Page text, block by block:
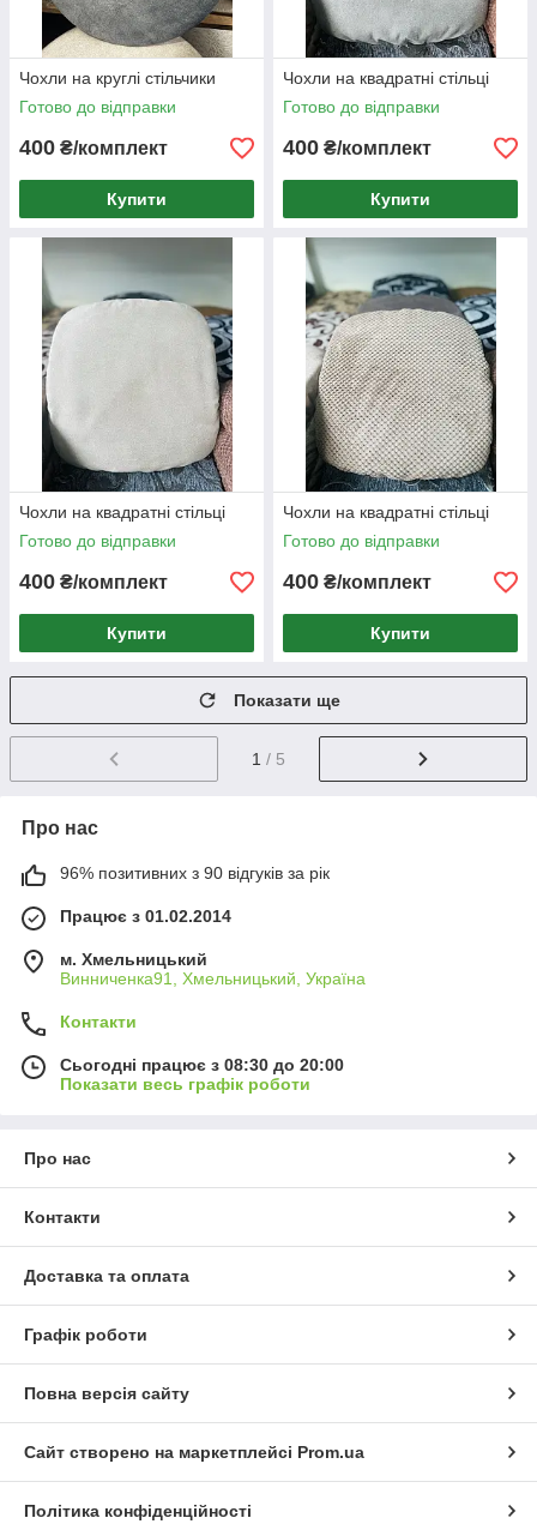
Чохли на круглі стільчики
Готово до відправки
400 ₴/комплект
Купити
Чохли на квадратні стільці
Готово до відправки
400 ₴/комплект
Купити
Чохли на квадратні стільці
Готово до відправки
400 ₴/комплект
Купити
Чохли на квадратні стільці
Готово до відправки
400 ₴/комплект
Купити
Показати ще
1 / 5
Про нас
96% позитивних з 90 відгуків за рік
Працює з 01.02.2014
м. Хмельницький
Винниченка91, Хмельницький, Україна
Контакти
Сьогодні працює з 08:30 до 20:00
Показати весь графік роботи
Про нас
Контакти
Доставка та оплата
Графік роботи
Повна версія сайту
Сайт створено на маркетплейсі Prom.ua
Політика конфіденційності